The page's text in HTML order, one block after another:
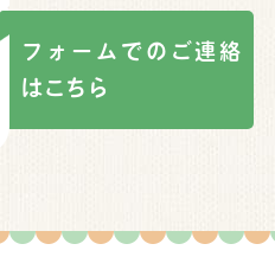
フォームでのご連絡
はこちら